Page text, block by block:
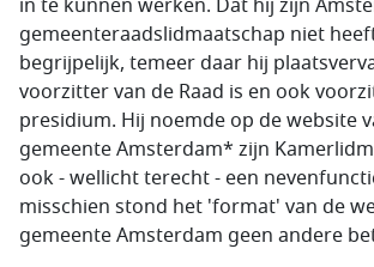
gemeenteraadslidmaatschap niet
begrijpelijk, temeer daar hij
voorzitter van de Raad is en ook
presidium. Hij noemde op de website
gemeente Amsterdam* zijn
ook - wellicht terecht - een
misschien stond het 'format' van de
gemeente Amsterdam geen andere